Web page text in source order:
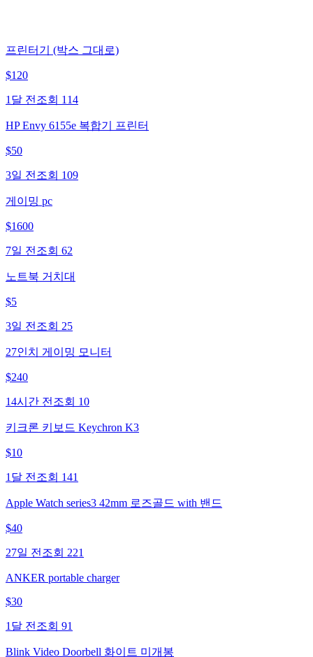
프린터기 (박스 그대로)
$120
1달 전 조회 114
HP Envy 6155e 복합기 프린터
$50
3일 전 조회 109
게이밍 pc
$1600
7일 전 조회 62
노트북 거치대
$5
3일 전 조회 25
27인치 게이밍 모니터
$240
14시간 전 조회 10
키크론 키보드 Keychron K3
$10
1달 전 조회 141
Apple Watch series3 42mm 로즈골드 with 밴드
$40
27일 전 조회 221
ANKER portable charger
$30
1달 전 조회 91
Blink Video Doorbell 화이트 미개봉